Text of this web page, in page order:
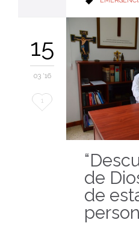
15
03 '16
Love
1
de
de